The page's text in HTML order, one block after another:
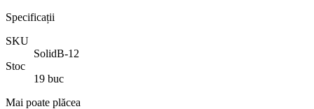
Specificații
SKU
SolidB-12
Stoc
19 buc
Mai poate plăcea